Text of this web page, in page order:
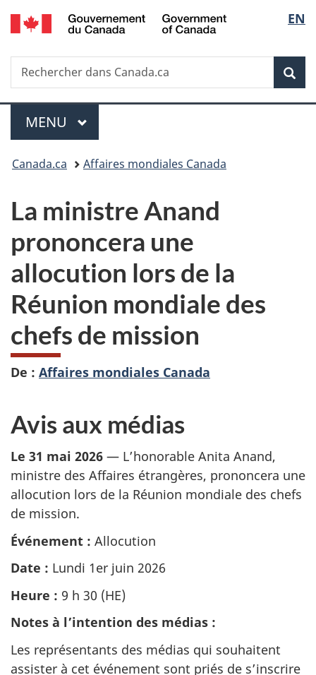
Passer
au
principal
Passer
à
Au
du
Passer
à
version
simplifiée
de
la
EN
Recherche
Rechercher
dans
Menu
MENU PRINCIPAL
Vous
ici :
Canada.ca Affaires mondiales Canada
La ministre Anand
prononcera une
allocution lors de la
Réunion mondiale des
chefs de mission
De : Affaires mondiales Canada
Avis aux médias
Le 31 mai 2026 — L’honorable Anita Anand,
ministre des Affaires étrangères, prononcera une
allocution lors de la Réunion mondiale des chefs
de mission.
Événement : Allocution
Date : Lundi 1er juin 2026
Heure : 9 h 30 (HE)
Notes à l’intention des médias :
Les représentants des médias qui souhaitent
assister à cet événement sont priés de s’inscrire